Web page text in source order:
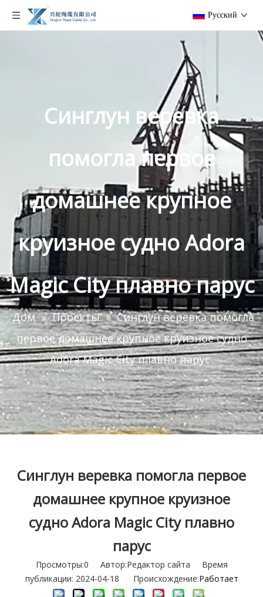
Pусский
Синглун веревка
помогла первое
домашнее крупное
круизное судно Adora
Magic City плавно парус
Дом » Проекты » Синглун веревка помогла
первое домашнее крупное круизное судно
Adora Magic City плавно парус
Синглун веревка помогла первое
домашнее крупное круизное
судно Adora Magic City плавно
парус
Просмотры:0 Автор:Pедактор сайта Время
публикации: 2024-04-18 Происхождение:Работает